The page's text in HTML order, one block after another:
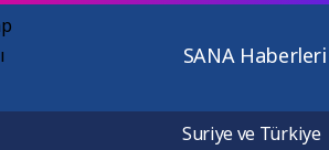
SANA Haberleri
Suriye ve Türkiye